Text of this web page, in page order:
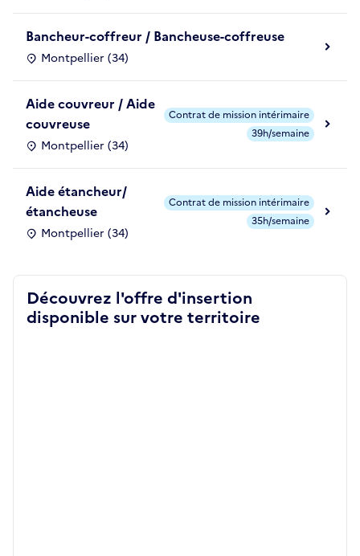
Bancheur-coffreur / Bancheuse-coffreuse
Montpellier (34)
Aide couvreur / Aide
couvreuse
Montpellier (34)
Contrat de mission intérimaire
39h/semaine
Aide étancheur/
étancheuse
Montpellier (34)
Contrat de mission intérimaire
35h/semaine
Découvrez l'offre d'insertion
disponible sur votre territoire